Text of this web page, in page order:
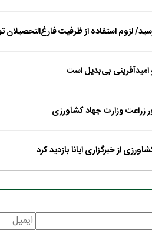
لزوم استفاده از ظرفیت فارغ‌التحصیلان
امیدآفرینی بی‌بدیل است
زراعت وزارت جهاد کشاورزی
از خبرگزاری ایانا بازدید کرد